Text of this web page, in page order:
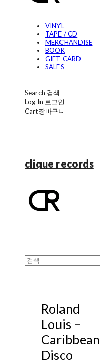
VINYL
TAPE / CD
MERCHANDISE
BOOK
GIFT CARD
SALES
Search 검색
Log In 로그인
Cart장바구니
clique records
Roland
Louis ‎–
Caribbean
Disco